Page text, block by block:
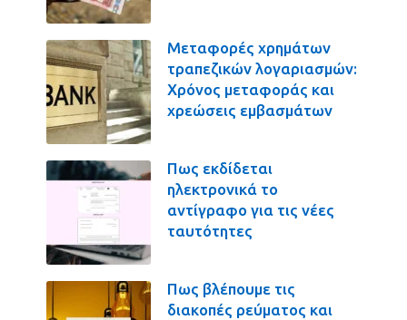
Μεταφορές χρημάτων
τραπεζικών λογαριασμών:
Χρόνος μεταφοράς και
χρεώσεις εμβασμάτων
Πως εκδίδεται
ηλεκτρονικά το
αντίγραφο για τις νέες
ταυτότητες
Πως βλέπουμε τις
διακοπές ρεύματος και